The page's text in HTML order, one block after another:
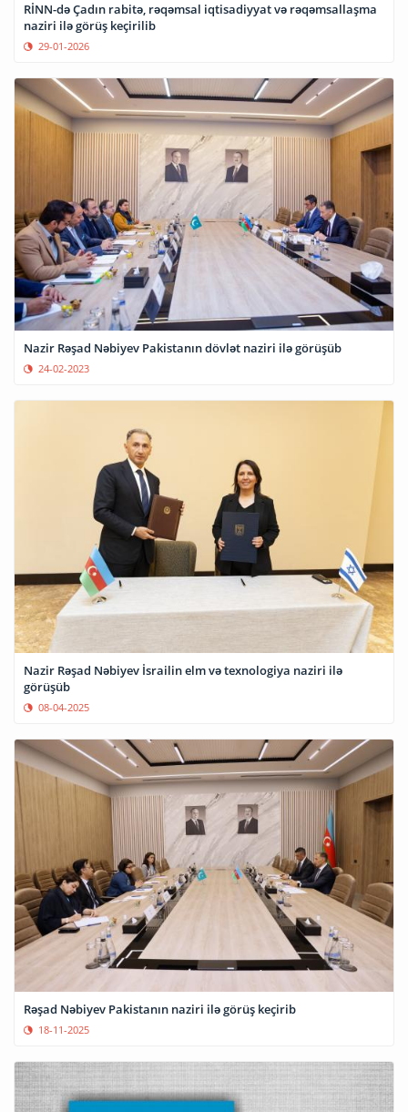
RİNN-də Çadın rabitə, rəqəmsal iqtisadiyyat və rəqəmsallaşma
naziri ilə görüş keçirilib
29-01-2026
Nazir Rəşad Nəbiyev Pakistanın dövlət naziri ilə görüşüb
24-02-2023
Nazir Rəşad Nəbiyev İsrailin elm və texnologiya naziri ilə
görüşüb
08-04-2025
Rəşad Nəbiyev Pakistanın naziri ilə görüş keçirib
18-11-2025